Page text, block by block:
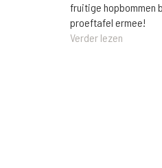
fruitige hopbommen
proeftafel ermee!
Verder lezen